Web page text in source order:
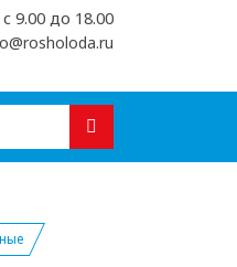
9.00 до 18.00